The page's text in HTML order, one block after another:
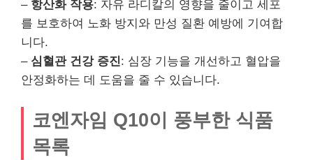
– 항산화 작용: 자유 라디칼의 영향을 줄이고 세포
를 보호하여 노화 방지와 만성 질환 예방에 기여합
니다.
– 심혈관 건강 증진: 심장 기능을 개선하고 혈압을
안정화하는 데 도움을 줄 수 있습니다.
코엔자임 Q10이 풍부한 식품
목록